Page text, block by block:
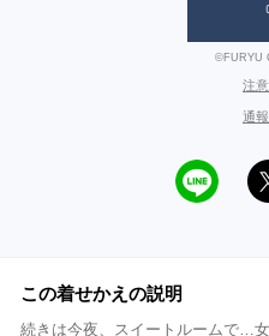
©FURYU
注
通
この着せかえの説明
続きは今夜、スイートルームで…